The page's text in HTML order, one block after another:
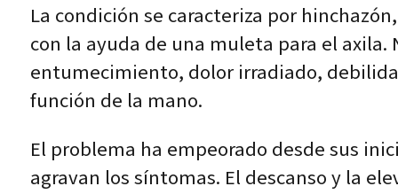
La condición se caracteriza por
con la ayuda de una muleta para el
entumecimiento, dolor irradiado,
función de la mano.
El problema ha empeorado desde sus
agravan los síntomas. El descanso y la